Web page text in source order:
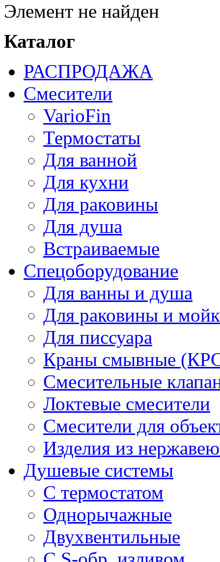
Элемент не найден
Каталог
РАСПРОДАЖА
Смесители
VarioFin
Термостаты
Для ванной
Для кухни
Для раковины
Для душа
Встраиваемые
Спецоборудование
Для ванны и душа
Для раковины и
Для писсуара
Краны смывные
Смесительные
Локтевые смесители
Смесители для
Изделия из
Душевые системы
С термостатом
Однорычажные
Двухвентильные